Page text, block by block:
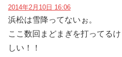
2014年2月10日 16:06
浜松は雪降ってないぉ。
ここ数回まどまぎを打ってる
しい！！